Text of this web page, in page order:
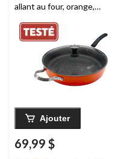
allant au four, orange,
Ajouter
69,99 $